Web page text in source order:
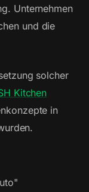
Unternehmen
und die
solcher
Kitchen
in